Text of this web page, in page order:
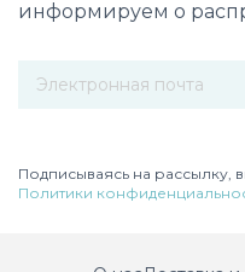
информируем о
Подписываясь на рассылку,
Политики